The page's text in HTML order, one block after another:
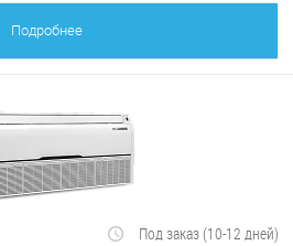
Подробнее
Под заказ (10-12 дней)